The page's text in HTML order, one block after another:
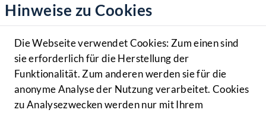
Hilfe
Benutzer
Navigationsmenü öffnen
MENÜ
Hinweise zu Cookies
Die Webseite verwendet Cookies: Zum einen sind
sie erforderlich für die Herstellung der
Funktionalität. Zum anderen werden sie für die
anonyme Analyse der Nutzung verarbeitet. Cookies
zu Analysezwecken werden nur mit Ihrem